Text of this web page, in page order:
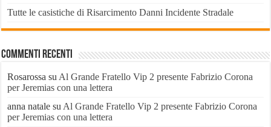
Tutte le casistiche di Risarcimento Danni Incidente Stradale
Commenti recenti
Rosarossa su Al Grande Fratello Vip 2 presente Fabrizio Corona
per Jeremias con una lettera
anna natale su Al Grande Fratello Vip 2 presente Fabrizio Corona
per Jeremias con una lettera